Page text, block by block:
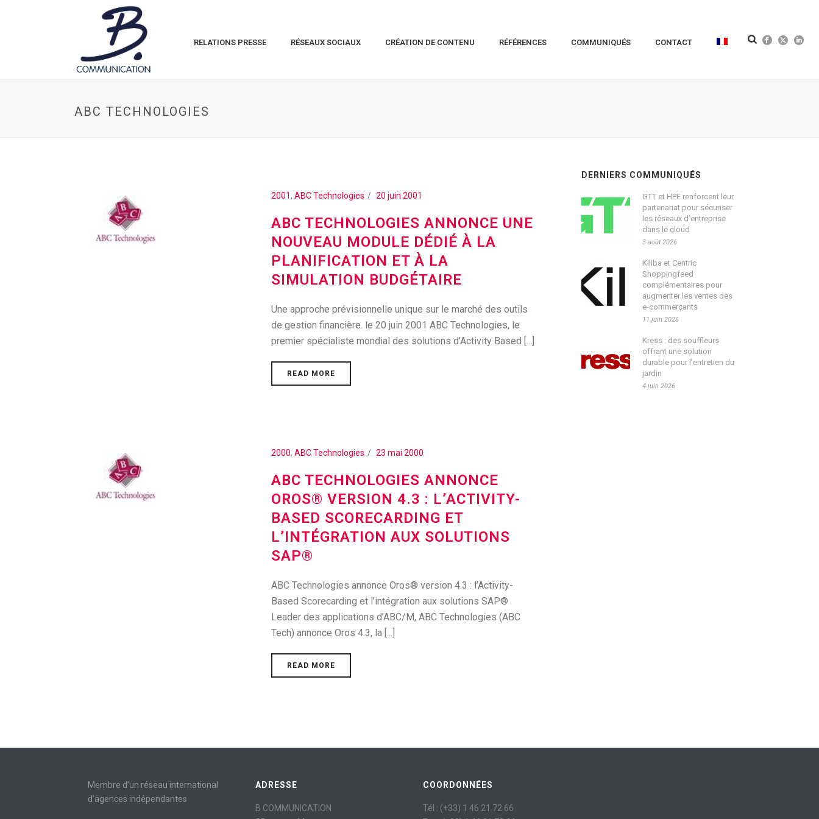
RELATIONS PRESSE RÉSEAUX SOCIAUX CRÉATION DE CONTENU RÉFÉRENCES COMMUNIQUÉS CONTACT
ABC TECHNOLOGIES
2001,ABC Technologies 20 juin 2001
ABC TECHNOLOGIES ANNONCE UNE
NOUVEAU MODULE DÉDIÉ À LA
PLANIFICATION ET À LA
SIMULATION BUDGÉTAIRE
Une approche prévisionnelle unique sur le marché des outils
de gestion financière. le 20 juin 2001 ABC Technologies, le
premier spécialiste mondial des solutions d’Activity Based [...]
READ MORE
2000,ABC Technologies 23 mai 2000
ABC TECHNOLOGIES ANNONCE
OROS® VERSION 4.3 : L’ACTIVITY-
BASED SCORECARDING ET
L’INTÉGRATION AUX SOLUTIONS
SAP®
ABC Technologies annonce Oros® version 4.3 : l’Activity-
Based Scorecarding et l’intégration aux solutions SAP®
Leader des applications d’ABC/M, ABC Technologies (ABC
Tech) annonce Oros 4.3, la [...]
READ MORE
DERNIERS COMMUNIQUÉS
GTT et HPE renforcent leur
partenariat pour sécuriser
les réseaux d’entreprise
dans le cloud
3 août 2026
Kiliba et Centric
Shoppingfeed
complémentaires pour
augmenter les ventes des
e-commerçants
11 juin 2026
Kress : des souffleurs
offrant une solution
durable pour l’entretien du
jardin
4 juin 2026
Membre d’un réseau international
d’agences indépendantes
ADRESSE
B COMMUNICATION
COORDONNÉES
Tél : (+33) 1 46 21 72 66